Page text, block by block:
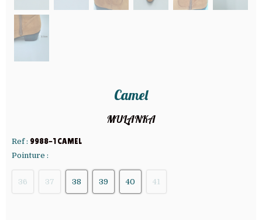
Camel
MULANKA
Ref : 9988-1 CAMEL
Pointure :
36 37 38 39 40 41